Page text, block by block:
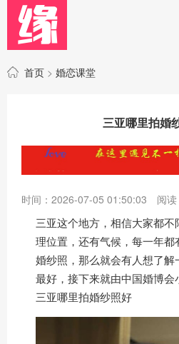
首页 > 婚恋课堂
三亚哪里拍婚
时间：2026-07-05 01:50:03 阅读
三亚这个地方，相信大家都
理位置，还有气候，每一年
婚纱照，那么就会有人想了
最好，接下来就由中国婚博会
三亚哪里拍婚纱照好